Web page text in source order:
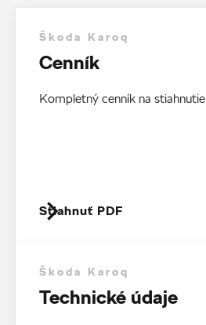
Škoda Karoq
Cenník
Kompletný cenník na stiahnutie
Stiahnuť PDF
Škoda Karoq
Technické údaje